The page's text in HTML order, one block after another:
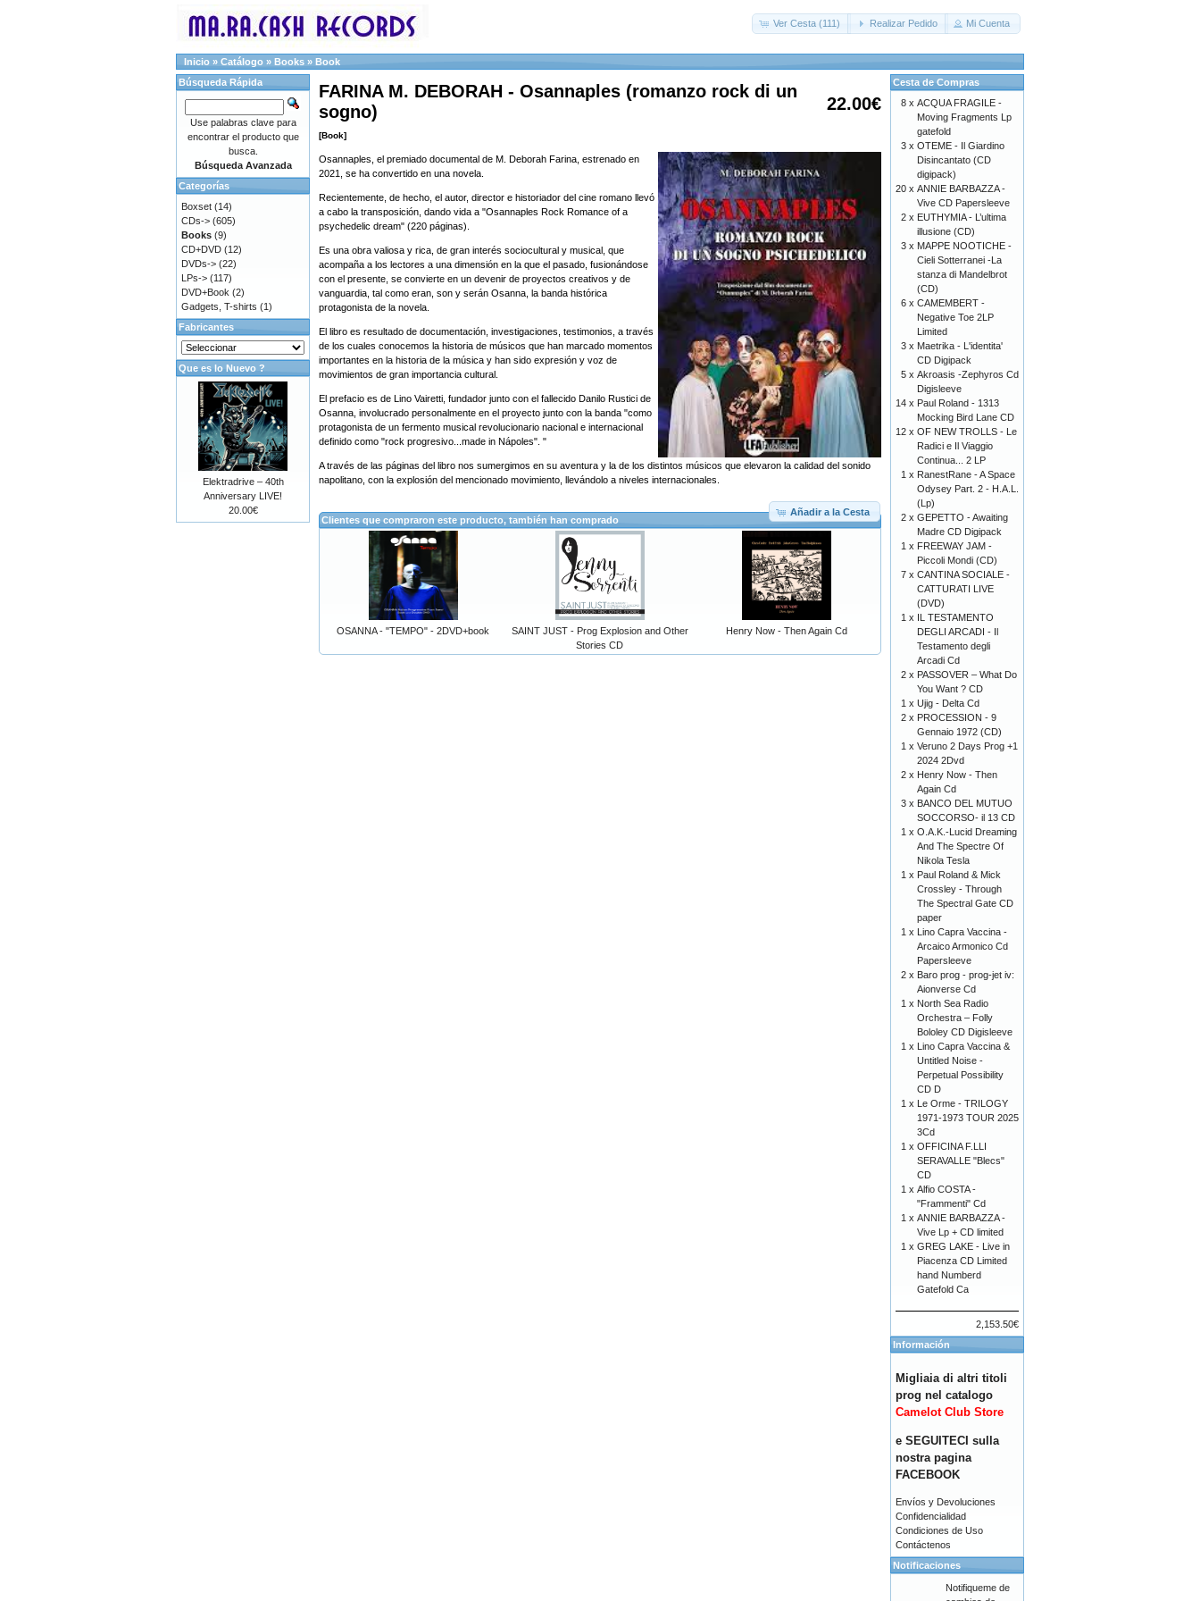
Ver Cesta (111) Realizar Pedido Mi Cuenta
Inicio » Catálogo » Books » Book
22.00€
FARINA M. DEBORAH - Osannaples (romanzo rock di un
sogno)
[Book]
Osannaples, el premiado documental de M. Deborah Farina, estrenado en
2021, se ha convertido en una novela.
Recientemente, de hecho, el autor, director e historiador del cine romano llevó
a cabo la transposición, dando vida a "Osannaples Rock Romance of a
psychedelic dream" (220 páginas).
Es una obra valiosa y rica, de gran interés sociocultural y musical, que
acompaña a los lectores a una dimensión en la que el pasado, fusionándose
con el presente, se convierte en un devenir de proyectos creativos y de
vanguardia, tal como eran, son y serán Osanna, la banda histórica
protagonista de la novela.
El libro es resultado de documentación, investigaciones, testimonios, a través
de los cuales conocemos la historia de músicos que han marcado momentos
importantes en la historia de la música y han sido expresión y voz de
movimientos de gran importancia cultural.
El prefacio es de Lino Vairetti, fundador junto con el fallecido Danilo Rustici de
Osanna, involucrado personalmente en el proyecto junto con la banda "como
protagonista de un fermento musical revolucionario nacional e internacional
definido como "rock progresivo...made in Nápoles". "
A través de las páginas del libro nos sumergimos en su aventura y la de los distintos músicos que elevaron la calidad del sonido
napolitano, con la explosión del mencionado movimiento, llevándolo a niveles internacionales.
Añadir a la Cesta
Clientes que compraron este producto, también han comprado
OSANNA - "TEMPO" - 2DVD+book
SAINT JUST - Prog Explosion and Other
Stories CD
Henry Now - Then Again Cd
Búsqueda Rápida
Use palabras clave para
encontrar el producto que
busca.
Búsqueda Avanzada
Categorías
Boxset (14)
CDs-> (605)
Books (9)
CD+DVD (12)
DVDs-> (22)
LPs-> (117)
DVD+Book (2)
Gadgets, T-shirts (1)
Fabricantes
Que es lo Nuevo ?
Elektradrive – 40th
Anniversary LIVE!
20.00€
Cesta de Compras
8 x ACQUA FRAGILE -
Moving Fragments Lp
gatefold
3 x OTEME - Il Giardino
Disincantato (CD
digipack)
20 x ANNIE BARBAZZA -
Vive CD Papersleeve
2 x EUTHYMIA - L’ultima
illusione (CD)
3 x MAPPE NOOTICHE -
Cieli Sotterranei -La
stanza di Mandelbrot
(CD)
6 x CAMEMBERT -
Negative Toe 2LP
Limited
3 x Maetrika - L'identita'
CD Digipack
5 x Akroasis -Zephyros Cd
Digisleeve
14 x Paul Roland - 1313
Mocking Bird Lane CD
12 x OF NEW TROLLS - Le
Radici e Il Viaggio
Continua... 2 LP
1 x RanestRane - A Space
Odysey Part. 2 - H.A.L.
(Lp)
2 x GEPETTO - Awaiting
Madre CD Digipack
1 x FREEWAY JAM -
Piccoli Mondi (CD)
7 x CANTINA SOCIALE -
CATTURATI LIVE
(DVD)
1 x IL TESTAMENTO
DEGLI ARCADI - Il
Testamento degli
Arcadi Cd
2 x PASSOVER – What Do
You Want ? CD
1 x Ujig - Delta Cd
2 x PROCESSION - 9
Gennaio 1972 (CD)
1 x Veruno 2 Days Prog +1
2024 2Dvd
2 x Henry Now - Then
Again Cd
3 x BANCO DEL MUTUO
SOCCORSO- il 13 CD
1 x O.A.K.-Lucid Dreaming
And The Spectre Of
Nikola Tesla
1 x Paul Roland & Mick
Crossley - Through
The Spectral Gate CD
paper
1 x Lino Capra Vaccina -
Arcaico Armonico Cd
Papersleeve
2 x Baro prog - prog-jet iv:
Aionverse Cd
1 x North Sea Radio
Orchestra – Folly
Bololey CD Digisleeve
1 x Lino Capra Vaccina &
Untitled Noise -
Perpetual Possibility
CD D
1 x Le Orme - TRILOGY
1971-1973 TOUR 2025
3Cd
1 x OFFICINA F.LLI
SERAVALLE "Blecs"
CD
1 x Alfio COSTA -
"Frammenti" Cd
1 x ANNIE BARBAZZA -
Vive Lp + CD limited
1 x GREG LAKE - Live in
Piacenza CD Limited
hand Numberd
Gatefold Ca
2,153.50€
Información
Migliaia di altri titoli
prog nel catalogo
Camelot Club Store
e SEGUITECI sulla
nostra pagina
FACEBOOK
Envíos y Devoluciones
Confidencialidad
Condiciones de Uso
Contáctenos
Notificaciones
Notifiqueme de